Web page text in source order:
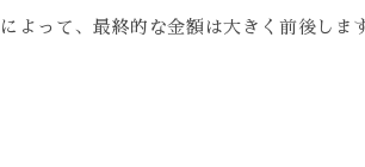
よって、最終的な金額は大きく前後しま